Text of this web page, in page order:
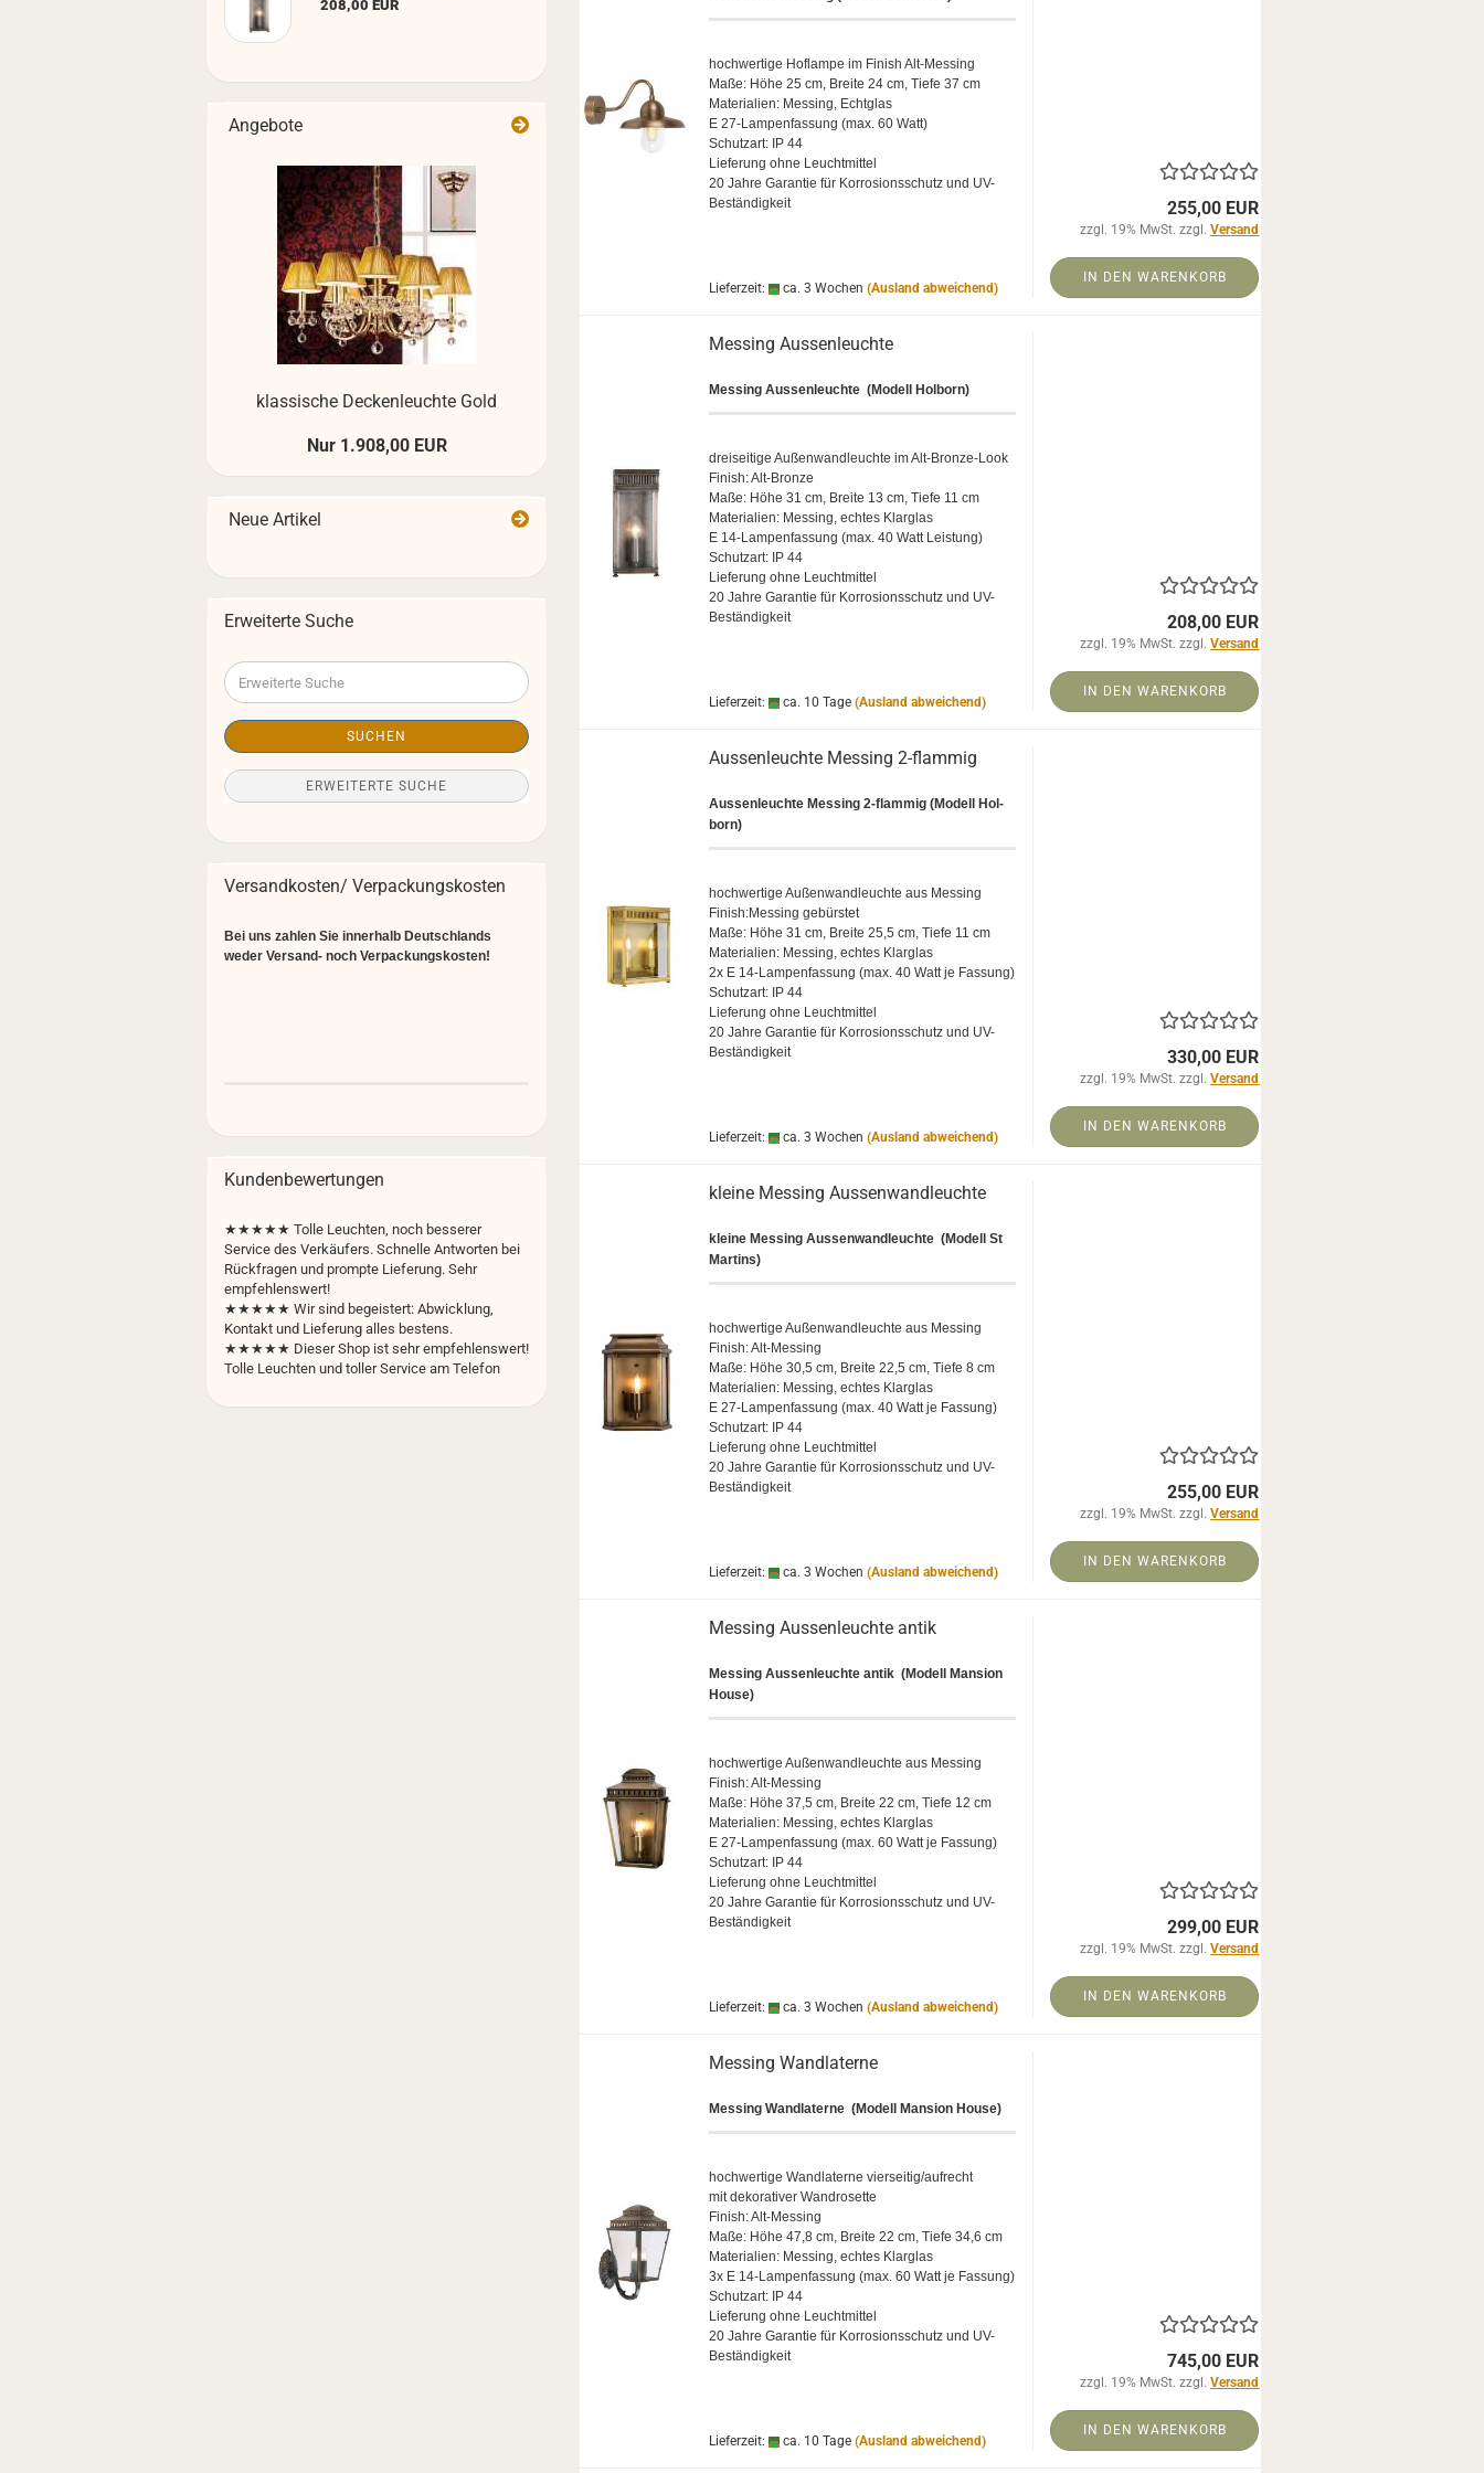
hoch­wer­ti­ge Hof­lam­pe im Fi­nish Alt-​Messing
Maße: Höhe 25 cm, Brei­te 24 cm, Tiefe 37 cm
Ma­te­ria­li­en: Mes­sing, Echt­glas
E 27-​Lampenfassung (max. 60 Watt)
Schutz­art: IP 44
Lie­fe­rung ohne Leucht­mit­tel
20 Jahre Ga­ran­tie für Kor­ro­si­ons­schutz und UV-​
Beständigkeit
Lieferzeit: ca. 3 Wochen (Ausland abweichend)
255,00 EUR
zzgl. 19% MwSt. zzgl.Versand
IN DEN WARENKORB
Mes­sing Aus­sen­leuch­te
Mes­sing Aus­sen­leuch­te (Mo­dell Hol­born)
drei­sei­ti­ge Au­ßen­wand­leuch­te im Alt-​Bronze-Look
Fi­nish: Alt-​Bronze
Maße: Höhe 31 cm, Brei­te 13 cm, Tiefe 11 cm
Ma­te­ria­li­en: Mes­sing, ech­tes Klar­glas
E 14-​Lampenfassung (max. 40 Watt Leis­tung)
Schutz­art: IP 44
Lie­fe­rung ohne Leucht­mit­tel
20 Jahre Ga­ran­tie für Kor­ro­si­ons­schutz und UV-​
Beständigkeit
Lieferzeit: ca. 10 Tage (Ausland abweichend)
208,00 EUR
zzgl. 19% MwSt. zzgl.Versand
IN DEN WARENKORB
Aus­sen­leuch­te Mes­sing 2-​flam­mig
Aus­sen­leuch­te Mes­sing 2-​flammig (Mo­dell Hol­
born)
hoch­wer­ti­ge Au­ßen­wand­leuch­te aus Mes­sing
Fi­nish:Mes­sing ge­bürs­tet
Maße: Höhe 31 cm, Brei­te 25,5 cm, Tiefe 11 cm
Ma­te­ria­li­en: Mes­sing, ech­tes Klar­glas
2x E 14-​Lampenfassung (max. 40 Watt je Fas­sung)
Schutz­art: IP 44
Lie­fe­rung ohne Leucht­mit­tel
20 Jahre Ga­ran­tie für Kor­ro­si­ons­schutz und UV-​
Beständigkeit
Lieferzeit: ca. 3 Wochen (Ausland abweichend)
330,00 EUR
zzgl. 19% MwSt. zzgl.Versand
IN DEN WARENKORB
klei­ne Mes­sing Aus­sen­wand­leuch­te
klei­ne Mes­sing Aus­sen­wand­leuch­te (Mo­dell St
Mar­tins)
hoch­wer­ti­ge Au­ßen­wand­leuch­te aus Mes­sing
Fi­nish: Alt-​Messing
Maße: Höhe 30,5 cm, Brei­te 22,5 cm, Tiefe 8 cm
Ma­te­ria­li­en: Mes­sing, ech­tes Klar­glas
E 27-​Lampenfassung (max. 40 Watt je Fas­sung)
Schutz­art: IP 44
Lie­fe­rung ohne Leucht­mit­tel
20 Jahre Ga­ran­tie für Kor­ro­si­ons­schutz und UV-​
Beständigkeit
Lieferzeit: ca. 3 Wochen (Ausland abweichend)
255,00 EUR
zzgl. 19% MwSt. zzgl.Versand
IN DEN WARENKORB
Mes­sing Aus­sen­leuch­te antik
Mes­sing Aus­sen­leuch­te antik(Mo­dell Man­si­on
House)
hoch­wer­ti­ge Au­ßen­wand­leuch­te aus Mes­sing
Fi­nish: Alt-​Messing
Maße: Höhe 37,5 cm, Brei­te 22 cm, Tiefe 12 cm
Ma­te­ria­li­en: Mes­sing, ech­tes Klar­glas
E 27-​Lampenfassung (max. 60 Watt je Fas­sung)
Schutz­art: IP 44
Lie­fe­rung ohne Leucht­mit­tel
20 Jahre Ga­ran­tie für Kor­ro­si­ons­schutz und UV-​
Beständigkeit
Lieferzeit: ca. 3 Wochen (Ausland abweichend)
299,00 EUR
zzgl. 19% MwSt. zzgl.Versand
IN DEN WARENKORB
Mes­sing Wand­la­ter­ne
Mes­sing Wand­la­ter­ne (Mo­dell Man­si­on House)
hoch­wer­ti­ge Wand­la­ter­ne vier­sei­tig/auf­recht
mit de­ko­ra­ti­ver Wand­ro­set­te
Fi­nish: Alt-​Messing
Maße: Höhe 47,8 cm, Brei­te 22 cm, Tiefe 34,6 cm
Ma­te­ria­li­en: Mes­sing, ech­tes Klar­glas
3x E 14-​Lampenfassung (max. 60 Watt je Fas­sung)
Schutz­art: IP 44
Lie­fe­rung ohne Leucht­mit­tel
20 Jahre Ga­ran­tie für Kor­ro­si­ons­schutz und UV-​
Beständigkeit
Lieferzeit: ca. 10 Tage (Ausland abweichend)
745,00 EUR
zzgl. 19% MwSt. zzgl.Versand
IN DEN WARENKORB
208,00 EUR
Angebote
klas­si­sche De­cken­leuch­te Gold
Nur 1.908,00 EUR
Neue Artikel
Erweiterte Suche
Erweiterte
Suche
SUCHEN
ERWEITERTE SUCHE
Versandkosten/ Verpackungskosten
Bei uns zahlen Sie innerhalb Deutschlands
weder Versand- noch Verpackungskosten!
Kundenbewertungen
★★★★★ Tolle Leuchten, noch besserer
Service des Verkäufers. Schnelle Antworten bei
Rückfragen und prompte Lieferung. Sehr
empfehlenswert!
★★★★★ Wir sind begeistert: Abwicklung,
Kontakt und Lieferung alles bestens.
★★★★★ Dieser Shop ist sehr empfehlenswert!
Tolle Leuchten und toller Service am Telefon